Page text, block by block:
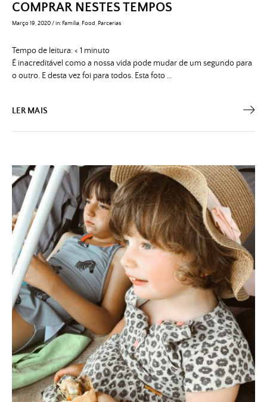
COMPRAR NESTES TEMPOS
Março 19, 2020/in: Família Food Parcerias
Tempo de leitura:< 1 minuto
É inacreditável como a nossa vida pode mudar de um segundo para
o outro. E desta vez foi para todos. Esta foto …
LER MAIS